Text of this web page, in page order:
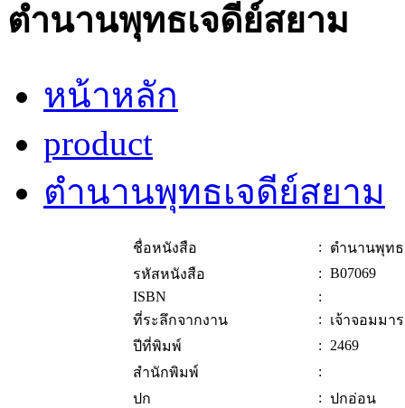
ตำนานพุทธเจดีย์สยาม
หน้าหลัก
product
ตำนานพุทธเจดีย์สยาม
ชื่อหนังสือ :
ตำนานพุทธ
รหัสหนังสือ
: B07069
ISBN
:
ที่ระลึกจากงาน
:
เจ้าจอมมา
ปีที่พิมพ์
: 2469
สำนักพิมพ์
:
ปก
: ปกอ่อน